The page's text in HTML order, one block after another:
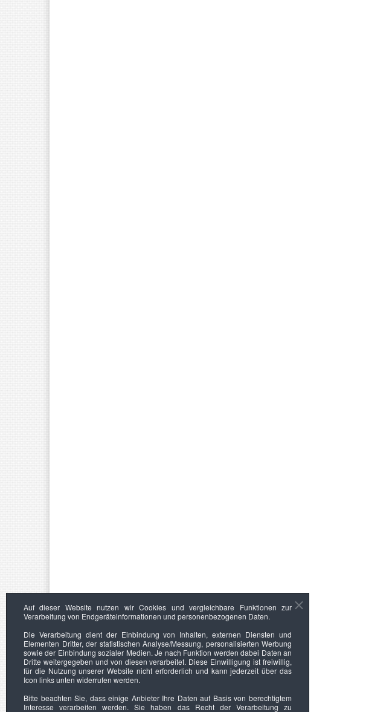
Auf dieser Website nutzen wir Cookies und vergleichbare Funktionen zur
Verarbeitung von Endgeräteinformationen und personenbezogenen Daten.
Die Verarbeitung dient der Einbindung von Inhalten, externen Diensten und
Elementen Dritter, der statistischen Analyse/Messung, personalisierten Werbung
sowie der Einbindung sozialer Medien. Je nach Funktion werden dabei Daten an
Dritte weitergegeben und von diesen verarbeitet. Diese Einwilligung ist freiwillig,
für die Nutzung unserer Website nicht erforderlich und kann jederzeit über das
Icon links unten widerrufen werden.
Bitte beachten Sie, dass einige Anbieter Ihre Daten auf Basis von berechtigtem
Interesse verarbeiten werden. Sie haben das Recht der Verarbeitung zu